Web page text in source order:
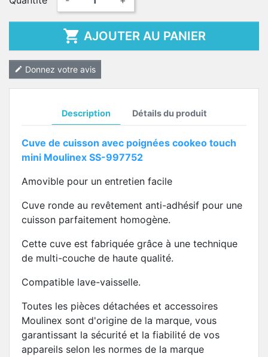
 AJOUTER AU PANIER
edit Donnez votre avis
Description Détails du produit
Cuve de cuisson avec poignées cookeo touch
mini Moulinex SS-997752
Amovible pour un entretien facile
Cuve ronde au revêtement anti-adhésif pour une
cuisson parfaitement homogène.
Cette cuve est fabriquée grâce à une technique
de multi-couche de haute qualité.
Compatible lave-vaisselle.
Toutes les pièces détachées et accessoires
Moulinex sont d'origine de la marque, vous
garantissant la sécurité et la fiabilité de vos
appareils selon les normes de la marque